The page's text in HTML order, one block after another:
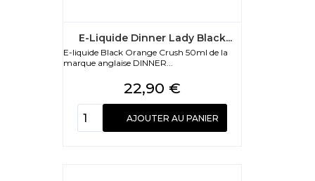
E-Liquide Dinner Lady Black...
E-liquide Black Orange Crush 50ml de la
marque anglaise DINNER...
Prix
22,90 €
AJOUTER AU PANIER